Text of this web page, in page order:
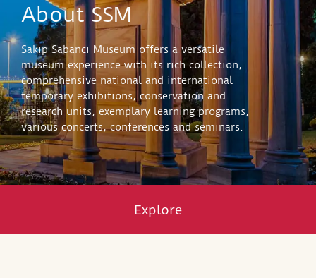
About SSM
Sakıp Sabancı Museum offers a versatile
museum experience with its rich collection,
comprehensive national and international
temporary exhibitions, conservation and
research units, exemplary learning programs,
various concerts, conferences and seminars.
Explore